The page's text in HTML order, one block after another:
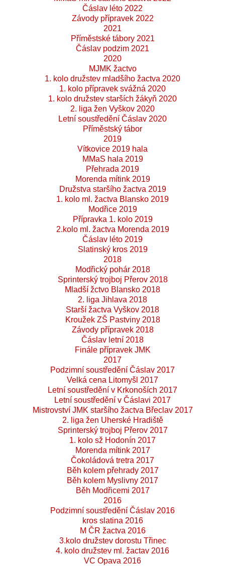
Čáslav léto 2022
Závody přípravek 2022
2021
Příměstské tábory 2021
Čáslav podzim 2021
2020
MJMK žactvo
1. kolo družstev mladšího žactva 2020
1. kolo přípravek svážná 2020
1. kolo družstev starších žákyň 2020
2. liga žen Vyškov 2020
Letní soustředění Čáslav 2020
Příměstský tábor
2019
Vítkovice 2019 hala
MMaS hala 2019
Přehrada 2019
Morenda mítink 2019
Družstva staršího žactva 2019
1. kolo ml. žactva Blansko 2019
Modřice 2019
Přípravka 1. kolo 2019
2.kolo ml. žactva Morenda 2019
Čáslav léto 2019
Slatinský kros 2019
2018
Modřický pohár 2018
Sprinterský trojboj Přerov 2018
Mladší žctvo Blansko 2018
2. liga Jihlava 2018
Starší žactva Vyškov 2018
Kroužek ZŠ Pastviny 2018
Závody přípravek 2018
Čáslav letní 2018
Finále přípravek JMK
2017
Podzimní soustředění Čáslav 2017
Velká cena Litomyšl 2017
Letní soustředění v Krkonoších 2017
Letní soustředění v Čáslavi 2017
Mistrovství JMK staršího žactva Břeclav 2017
2. liga žen Uherské Hradiště
Sprinterský trojboj Přerov 2017
1. kolo sž Hodonín 2017
Morenda mítink 2017
Čokoládová tretra 2017
Běh kolem přehrady 2017
Běh kolem Myslivny 2017
Běh Modřicemi 2017
2016
Podzimní soustředění Čáslav 2016
kros slatina 2016
M ČR žactva 2016
3.kolo družstev dorostu Třinec
4. kolo družstev ml. žactav 2016
VC Opava 2016